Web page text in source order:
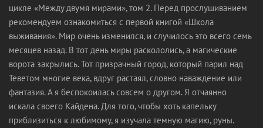
цикле «Между двумя мирами», том 2. Перед прослушиванием
рекомендуем ознакомиться с первой книгой «Школа
выживания». Мир очень изменился, и случилось это всего семь
месяцев назад. В тот день миры раскололись, а магические
ворота закрылись. Тот призрачный город, который парил над
Теветом многие века, вдруг растаял, словно наваждение или
фантазия. А я беспокоилась совсем о другом. Я отчаянно
искала своего Кайдена. Для того, чтобы хоть капельку
приблизиться к любимому, я изучала темную магию, руны.